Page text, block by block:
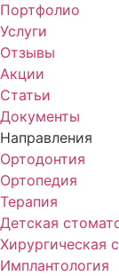
Портфолио
Услуги
Отзывы
Акции
Статьи
Документы
Направления
Ортодонтия
Ортопедия
Терапия
Детская
Хирургическая
Имплантология